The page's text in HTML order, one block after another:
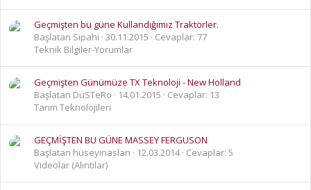
Geçmişten bu güne Kullandığımız Traktörler.
Başlatan Sipahi 30.11.2015
Cevaplar: 77
Teknik Bilgiler-Yorumlar
Geçmişten Günümüze TX Teknoloji - New Holland
Başlatan DuSTeRo
14.01.2015
Cevaplar: 13
Tarım Teknolojileri
GEÇMİŞTEN BU GÜNE MASSEY FERGUSON
Başlatan hüseyinaslan
12.03.2014 Cevaplar: 5
Videolar (Alıntılar)